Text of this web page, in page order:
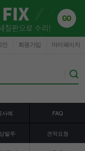
마이페이지
회원가입
인
사례 FAQ
발주 견적요청